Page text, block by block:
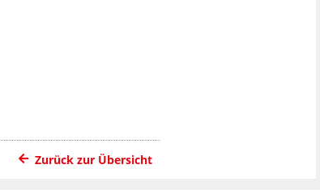
Zurück zur Übersicht